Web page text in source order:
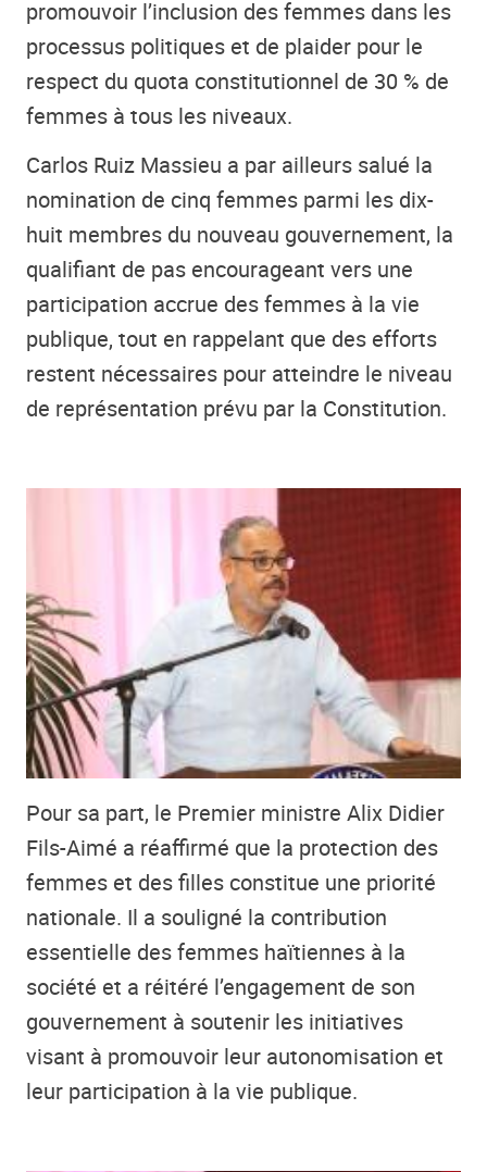
promouvoir l’inclusion des femmes dans les
processus politiques et de plaider pour le
respect du quota constitutionnel de 30 % de
femmes à tous les niveaux.
Carlos Ruiz Massieu a par ailleurs salué la
nomination de cinq femmes parmi les dix-
huit membres du nouveau gouvernement, la
qualifiant de pas encourageant vers une
participation accrue des femmes à la vie
publique, tout en rappelant que des efforts
restent nécessaires pour atteindre le niveau
de représentation prévu par la Constitution.
Pour sa part, le Premier ministre Alix Didier
Fils-Aimé a réaffirmé que la protection des
femmes et des filles constitue une priorité
nationale. Il a souligné la contribution
essentielle des femmes haïtiennes à la
société et a réitéré l’engagement de son
gouvernement à soutenir les initiatives
visant à promouvoir leur autonomisation et
leur participation à la vie publique.